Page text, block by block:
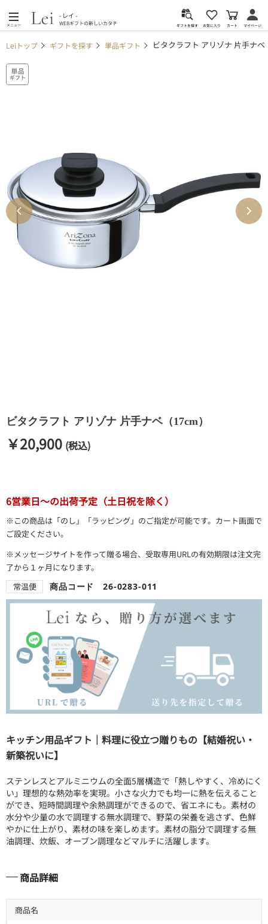
メニュー
- レイ -
WEBギフトの新しいカタチ ギフトを探す お気に入り カート マイページ
Leiトップ ギフトを探す 単品ギフト ビタクラフト アリゾナ 片手ナ
ビタクラフト アリゾナ 片手ナベ（17cm）
￥20,900 (税込)
6営業日～の出荷予定（土日祝を除く）
※この商品は「のし」「ラッピング」のご指定が可能です。カート画面で
ご設定ください。
※メッセージサイトを作って贈る場合、受取専用URLの有効期限は注文完
了から１ヶ月になります。
常温便
商品コード 26-0283-011
キッチン用品ギフト｜料理に役立つ贈りもの【結婚祝い・
新築祝いに】
ステンレスとアルミニウムの全面5層構造で「熱しやすく、冷めにく
い」理想的な熱効率を実現。小さな火力でも均一に熱を伝えること
ができ、短時間調理や余熱調理ができるので、省エネにも。素材の
水分や少量の水で調理する無水調理で、野菜の栄養を逃さず、色鮮
やかに仕上がり、素材の味を楽しめます。素材の脂分で調理する無
油調理、炊飯、オーブン調理などマルチに活躍します。
商品詳細
商品名